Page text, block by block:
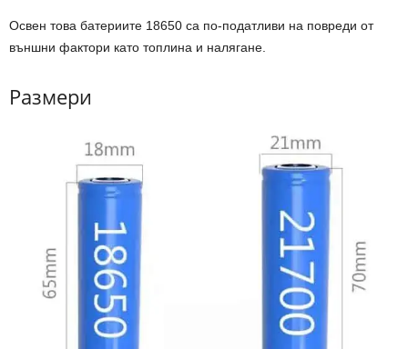
Освен това батериите 18650 са по-податливи на повреди от
външни фактори като топлина и налягане.
Размери